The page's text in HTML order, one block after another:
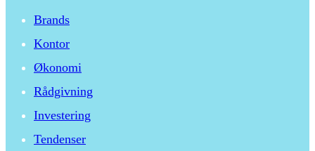
Brands
Kontor
Økonomi
Rådgivning
Investering
Tendenser